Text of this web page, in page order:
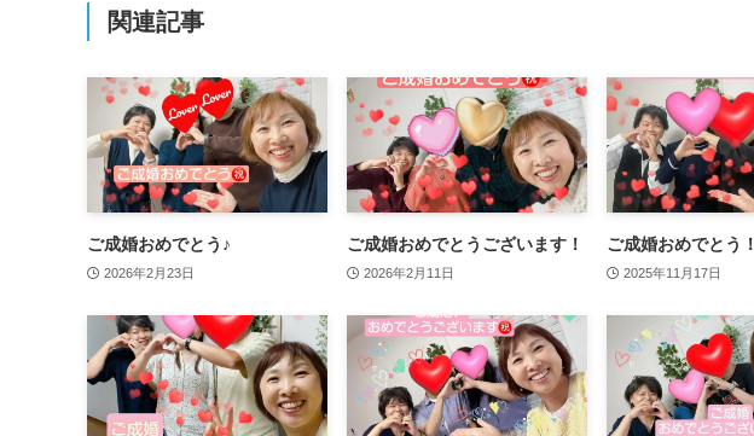
関連記事
ご成婚おめでとう♪
2026年2月23日
ご成婚おめでとうございます！
2026年2月11日
ご成婚おめでとう！
2025年11月17日